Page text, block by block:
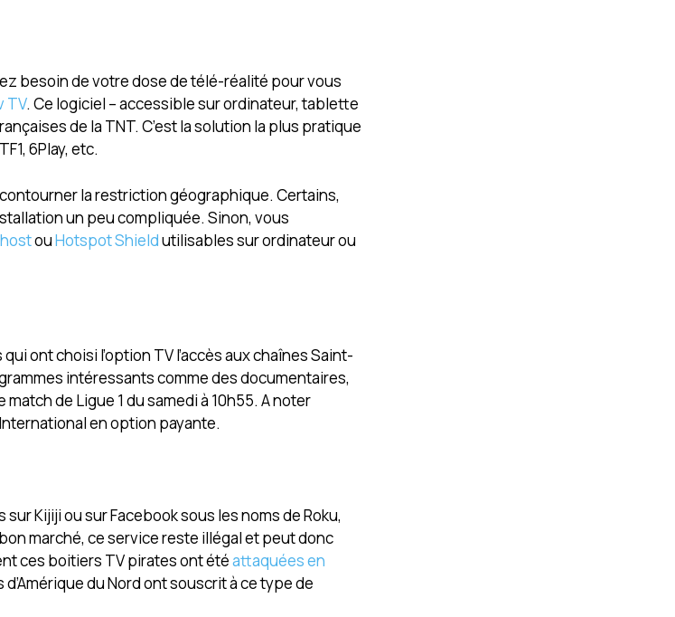
besoin de votre dose de télé-réalité pour vous
TV. Ce logiciel – accessible sur ordinateur, tablette
de la TNT. C’est la solution la plus pratique
6Play, etc.
la restriction géographique. Certains,
un peu compliquée. Sinon, vous
ouHotspot Shieldutilisables sur ordinateur ou
ont choisi l’option TV l’accès aux chaînes Saint-
intéressants comme des documentaires,
de Ligue 1 du samedi à 10h55. A noter
en option payante.
Kijiji ou sur Facebook sous les noms de Roku,
marché, ce service reste illégal et peut donc
ces boitiers TV pirates ont étéattaquées en
d’Amérique du Nord ont souscrit à ce type de